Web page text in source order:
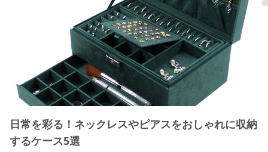
日常を彩る！ネックレスやピアスをおしゃれに収納
するケース5選